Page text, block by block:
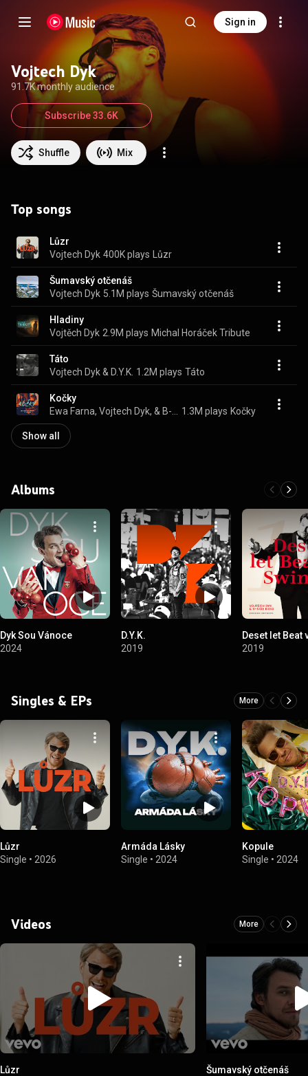
Sign in
Vojtech Dyk
91.7K monthly audience
Shuffle Mix
Subscribe 33.6K
Top songs
Lůzr
Vojtech Dyk 400K plays Lůzr
Šumavský otčenáš
Vojtech Dyk 5.1M plays Šumavský otčenáš
Hladiny
Vojtěch Dyk 2.9M plays Michal Horáček Tribute
Táto
Vojtech Dyk & D.Y.K. 1.2M plays Táto
Kočky
1.3M plays Kočky
Show all
Albums
Dyk Sou Vánoce
2024
D.Y.K.
2019
Deset let Beat
2019
Singles & EPs More
Lůzr
Single • 2026
Armáda Lásky
Single • 2024
Kopule
Single • 2024
Videos More
Lůzr
Šumavský otčenáš